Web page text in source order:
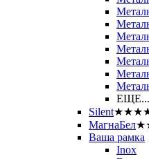
ЕЩЕ...
Silent
МагнаБел
Ваша рамка
Inox